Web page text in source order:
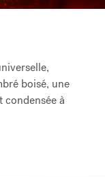
boisé, une
à